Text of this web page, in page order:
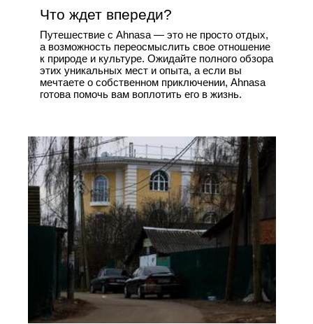
Что ждет впереди?
Путешествие с Ahnasa — это не просто отдых,
а возможность переосмыслить свое отношение
к природе и культуре. Ожидайте полного обзора
этих уникальных мест и опыта, а если вы
мечтаете о собственном приключении, Ahnasa
готова помочь вам воплотить его в жизнь.